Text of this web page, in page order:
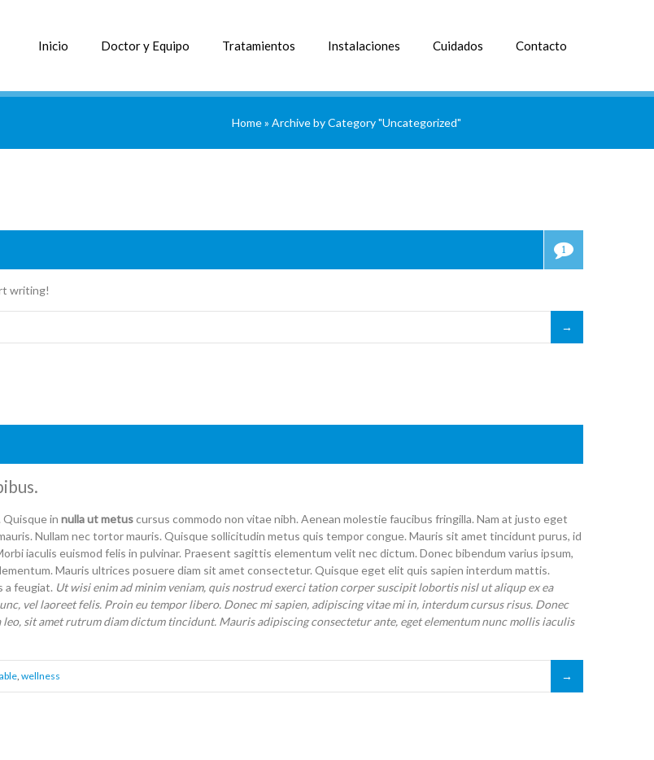
Inicio Doctor y Equipo Tratamientos Instalaciones Cuidados Contacto
Home» Archive by Category "Uncategorized"
1
writing!
Quisque in nulla ut metuscursus commodo non vitae nibh. Aenean molestie faucibus fringilla. Nam at justo eget
Nullam nec tortor mauris. Quisque sollicitudin metus quis tempor congue. Mauris sit amet tincidunt purus, id
iaculis euismod felis in pulvinar. Praesent sagittis elementum velit nec dictum. Donec bibendum varius ipsum,
Mauris ultrices posuere diam sit amet consectetur. Quisque eget elit quis sapien interdum mattis.
a feugiat. Ut wisi enim ad minim veniam, quis nostrud exerci tation corper suscipit lobortis nisl ut aliqup ex ea
vel laoreet felis. Proin eu tempor libero. Donec mi sapien, adipiscing vitae mi in, interdum cursus risus. Donec
leo, sit amet rutrum diam dictum tincidunt. Mauris adipiscing consectetur ante, eget elementum nunc mollis iaculis
, wellness